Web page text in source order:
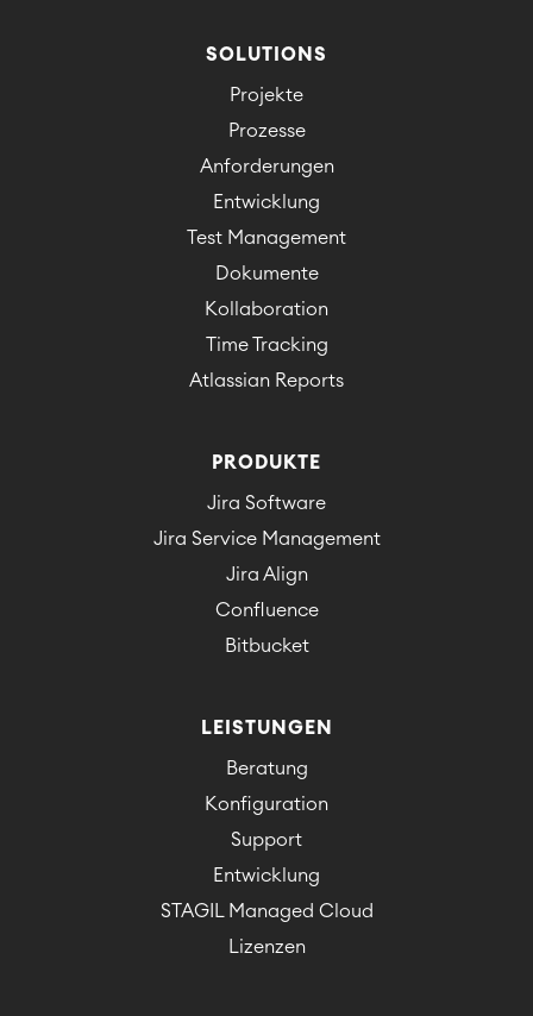
SOLUTIONS
Projekte
Prozesse
Anforderungen
Entwicklung
Test Management
Dokumente
Kollaboration
Time Tracking
Atlassian Reports
PRODUKTE
Jira Software
Jira Service Management
Jira Align
Confluence
Bitbucket
LEISTUNGEN
Beratung
Konfiguration
Support
Entwicklung
STAGIL Managed Cloud
Lizenzen